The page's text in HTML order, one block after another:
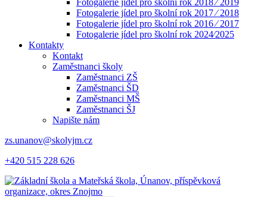
Fotogalerie jídel pro školní rok 2018 ⁄ 2019
Fotogalerie jídel pro školní rok 2017 ⁄ 2018
Fotogalerie jídel pro školní rok 2016 ⁄ 2017
Fotogalerie jídel pro školní rok 2024⁄2025
Kontakty
Kontakt
Zaměstnanci školy
Zaměstnanci ZŠ
Zaměstnanci ŠD
Zaměstnanci MŠ
Zaměstnanci ŠJ
Napište nám
zs.unanov@skolyjm.cz
+420 515 228 626